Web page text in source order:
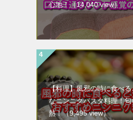
心地！（14,040 view）
【料理】風邪の時に食べ
なニンニクパスタ料理！
熱！（9,495 view）